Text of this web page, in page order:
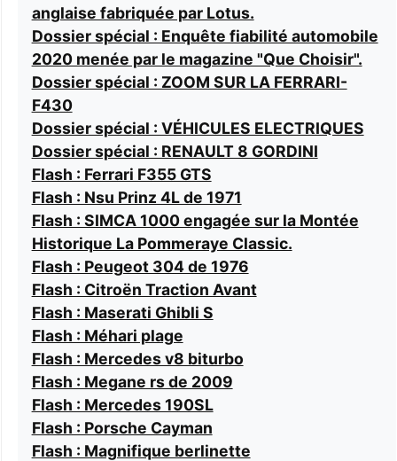
anglaise fabriquée par Lotus.
Dossier spécial : Enquête fiabilité automobile
2020 menée par le magazine "Que Choisir".
Dossier spécial : ZOOM SUR LA FERRARI-
F430
Dossier spécial : VÉHICULES ELECTRIQUES
Dossier spécial : RENAULT 8 GORDINI
Flash : Ferrari F355 GTS
Flash : Nsu Prinz 4L de 1971
Flash : SIMCA 1000 engagée sur la Montée
Historique La Pommeraye Classic.
Flash : Peugeot 304 de 1976
Flash : Citroën Traction Avant
Flash : Maserati Ghibli S
Flash : Méhari plage
Flash : Mercedes v8 biturbo
Flash : Megane rs de 2009
Flash : Mercedes 190SL
Flash : Porsche Cayman
Flash : Magnifique berlinette